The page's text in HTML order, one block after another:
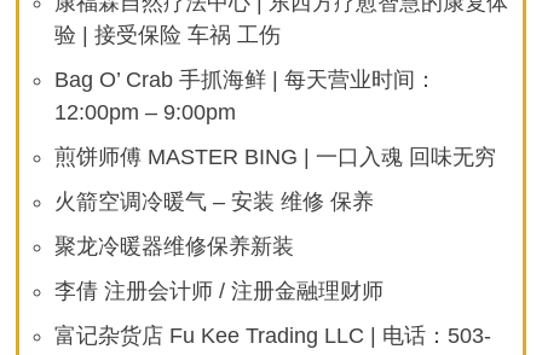
验 | 接受保险 车祸 工伤
Bag O’ Crab 手抓海鲜 | 每天营业时间：
12:00pm – 9:00pm
煎饼师傅 MASTER BING | 一口入魂 回味无穷
火箭空调冷暖气 – 安装 维修 保养
聚龙冷暖器维修保养新装
李倩 注册会计师 / 注册金融理财师
富记杂货店 Fu Kee Trading LLC | 电话：503-